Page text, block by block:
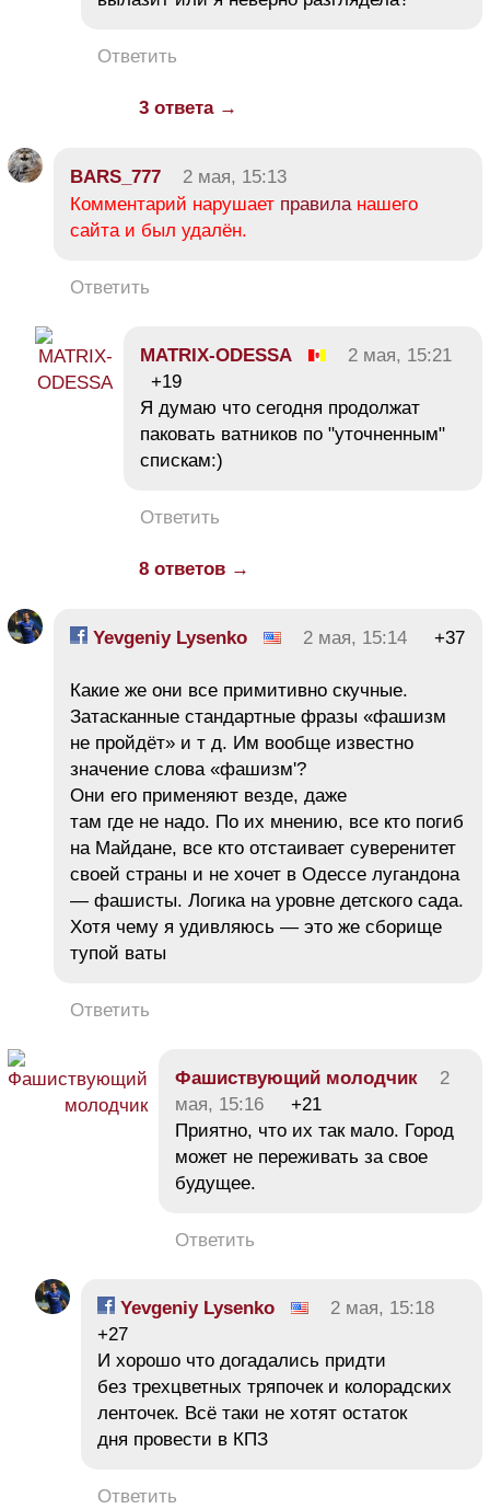
Ответить
3 ответа →
BARS_777
2 мая, 15:13
Комментарий нарушает правиланашего
сайта и был удалён.
Ответить
MATRIX-ODESSA
2 мая, 15:21
+19
Я думаю что сегодня продолжат
паковать ватников по "уточненным"
спискам:)
Ответить
8 ответов →
Yevgeniy Lysenko 2 мая, 15:14 +37
Какие же они все примитивно скучные.
Затасканные стандартные фразы «фашизм
не пройдёт» и т д. Им вообще известно
значение слова «фашизм'?
Они его применяют везде, даже
там где не надо. По их мнению, все кто погиб
на Майдане, все кто отстаивает суверенитет
своей страны и не хочет в Одессе лугандона
— фашисты. Логика на уровне детского сада.
Хотя чему я удивляюсь — это же сборище
тупой ваты
Ответить
Фашиствующий молодчик
2
мая, 15:16
+21
Приятно, что их так мало. Город
может не переживать за свое
будущее.
Ответить
Yevgeniy Lysenko
2 мая, 15:18
+27
И хорошо что догадались придти
без трехцветных тряпочек и колорадских
ленточек. Всё таки не хотят остаток
дня провести в КПЗ
Ответить